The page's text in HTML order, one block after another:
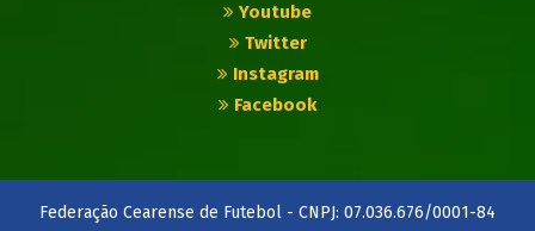
Youtube
Twitter
Instagram
Facebook
Federação Cearense de Futebol - CNPJ: 07.036.676/0001-84